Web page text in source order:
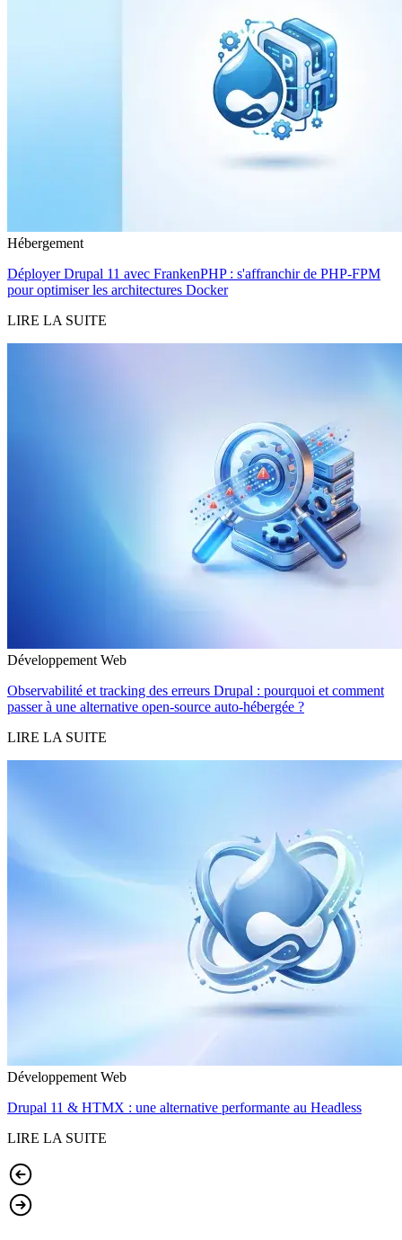
Hébergement
Déployer Drupal 11 avec FrankenPHP : s'affranchir de PHP-FPM
pour optimiser les architectures Docker
LIRE LA SUITE
Développement Web
Observabilité et tracking des erreurs Drupal : pourquoi et comment
passer à une alternative open-source auto-hébergée ?
LIRE LA SUITE
Développement Web
Drupal 11 & HTMX : une alternative performante au Headless
LIRE LA SUITE